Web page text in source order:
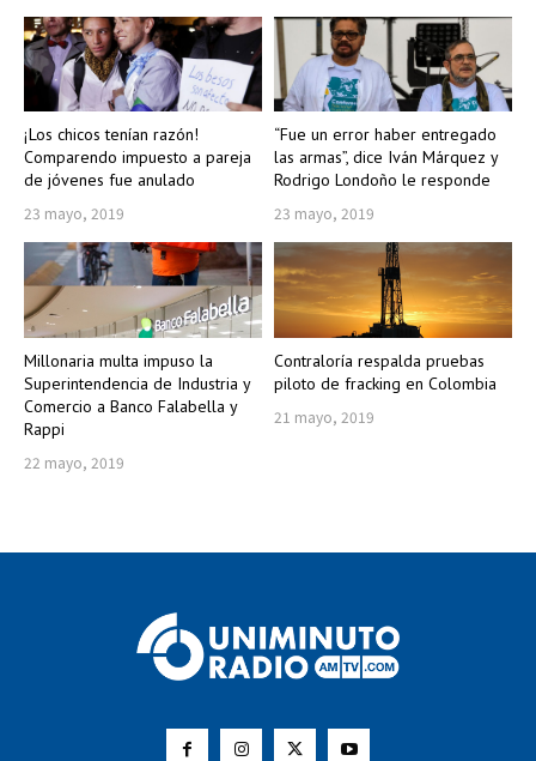
¡Los chicos tenían razón!
Comparendo impuesto a pareja
de jóvenes fue anulado
23 mayo, 2019
“Fue un error haber entregado
las armas”, dice Iván Márquez y
Rodrigo Londoño le responde
23 mayo, 2019
Millonaria multa impuso la
Superintendencia de Industria y
Comercio a Banco Falabella y
Rappi
22 mayo, 2019
Contraloría respalda pruebas
piloto de fracking en Colombia
21 mayo, 2019